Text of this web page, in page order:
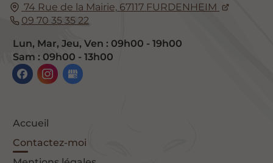
74 Rue de la Mairie, 67117 FURDENHEIM
09 70 35 35 22
Lun, Mar, Jeu, Ven : 09h00 - 19h00
Sam : 09h00 - 13h00
Accueil
Contactez-moi